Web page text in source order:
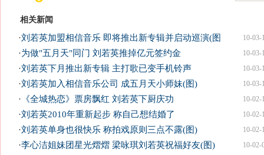
相关新闻
10-03-
·刘若英加盟相信音乐 即将推出新专辑并启动巡演(图
10-03-
·为做"五月天"同门 刘若英推掉亿元签约金
10-03-
·刘若英下月推出新专辑 主打歌已变手机铃声
10-03-
·刘若英加入相信音乐公司 成五月天小师妹(图)
10-02-
· 《全城热恋》票房飘红 刘若英下厨庆功
10-02-
·刘若英2010年重新起步 称自己想结婚了
10-02-
·刘若英单身也很快乐 称拍戏原则三点不露(图)
10-02-
·李心洁姐妹团星光熠熠 梁咏琪刘若英祝福好友(图)